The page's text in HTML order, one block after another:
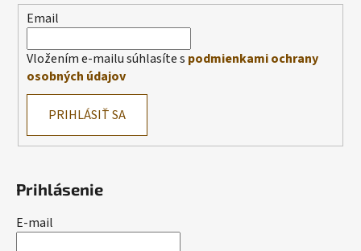
Email
Vložením e-mailu súhlasíte s podmienkami ochrany
osobných údajov
PRIHLÁSIŤ SA
Prihlásenie
E-mail